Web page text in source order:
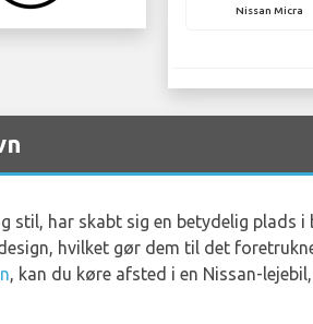
Nissan Micra
har skabt sig en betydelig plads i
hvilket gør dem til det
, kan du køre afsted i en Nissan-